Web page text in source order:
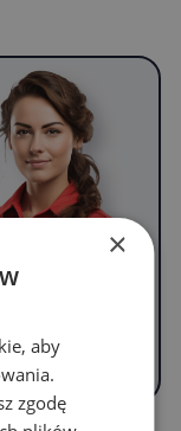
×
aby
zgodę